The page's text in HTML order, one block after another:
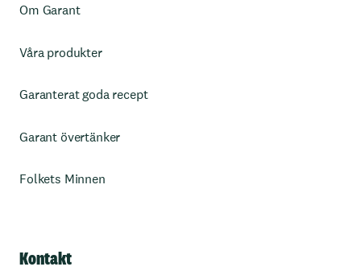
Om Garant
Våra produkter
Garanterat goda recept
Garant övertänker
Folkets Minnen
Kontakt